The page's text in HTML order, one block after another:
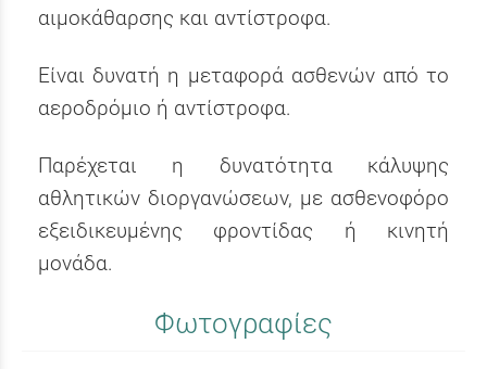
αιμοκάθαρσης και αντίστροφα.
Είναι δυνατή η μεταφορά ασθενών από το
αεροδρόμιο ή αντίστροφα.
Παρέχεται η δυνατότητα κάλυψης
αθλητικών διοργανώσεων, με ασθενοφόρο
εξειδικευμένης φροντίδας ή κινητή
μονάδα.
Φωτογραφίες